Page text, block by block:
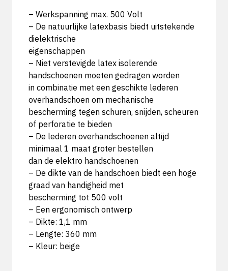
– Werkspanning max. 500 Volt
– De natuurlijke latexbasis biedt uitstekende
dielektrische
eigenschappen
– Niet verstevigde latex isolerende
handschoenen moeten gedragen worden
in combinatie met een geschikte lederen
overhandschoen om mechanische
bescherming tegen schuren, snijden, scheuren
of perforatie te bieden
– De lederen overhandschoenen altijd
minimaal 1 maat groter bestellen
dan de elektro handschoenen
– De dikte van de handschoen biedt een hoge
graad van handigheid met
bescherming tot 500 volt
– Een ergonomisch ontwerp
– Dikte: 1,1 mm
– Lengte: 360 mm
– Kleur: beige